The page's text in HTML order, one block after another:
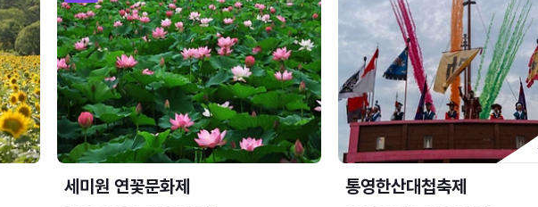
세미원 연꽃문화제 통영한산대첩축제